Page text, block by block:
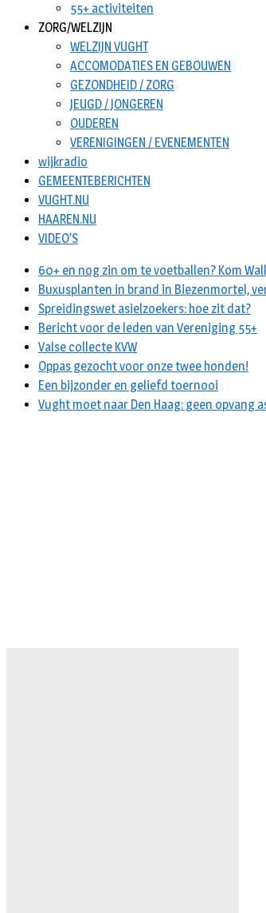
55+ activiteiten
ZORG/WELZIJN
WELZIJN VUGHT
ACCOMODATIES EN GEBOUWEN
GEZONDHEID / ZORG
JEUGD / JONGEREN
OUDEREN
VERENIGINGEN / EVENEMENTEN
wijkradio
GEMEENTEBERICHTEN
VUGHT.NU
HAAREN.NU
VIDEO’S
60+ en nog zin om te voetballen? Kom
Buxusplanten in brand in Biezenmortel,
Spreidingswet asielzoekers: hoe zit dat?
Bericht voor de leden van Vereniging 55+
Valse collecte KVW
Oppas gezocht voor onze twee honden!
Een bijzonder en geliefd toernooi
Vught moet naar Den Haag: geen opvang